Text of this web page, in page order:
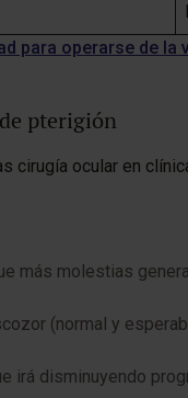
para operarse de la
pterigión
más molestias
(normal y
irá disminuyendo